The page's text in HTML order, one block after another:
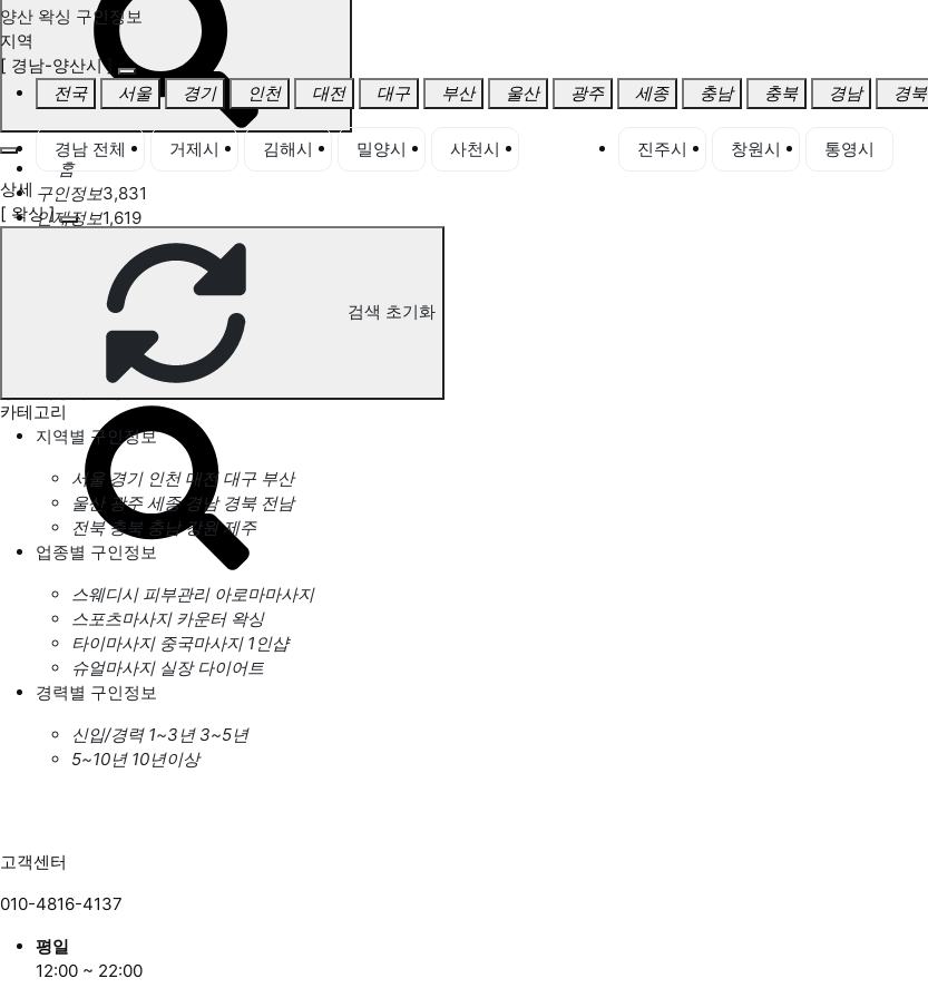
홈
구인정보3,831
인재정보1,619
고객센터
전국업체정보 마사지가이드
업체 서비스 관리
개인 서비스 관리
양산 왁싱 구인정보
지역
[ 경남-양산시 ]
전국
서울 경기 인천 대전 대구 부산 울산 광주 세종 충남 충북 경남 경북
경남 전체 거제시 김해시 밀양시 사천시 진주시 창원시
통영시
상세
[ 왁싱 ]
검색 초기화
카테고리
지역별 구인정보
서울 경기 인천 대전 대구 부산
울산 광주 세종 경남 경북 전남
전북 충북 충남 강원 제주
업종별 구인정보
스웨디시 피부관리 아로마마사지
스포츠마사지 카운터 왁싱
타이마사지 중국마사지 1인샵
슈얼마사지 실장 다이어트
경력별 구인정보
신입/경력 1~3년 3~5년
5~10년 10년이상
고객센터
010-4816-4137
평일
12:00 ~ 22:00